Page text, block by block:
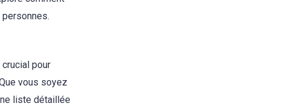
pour
vous soyez
liste détaillée